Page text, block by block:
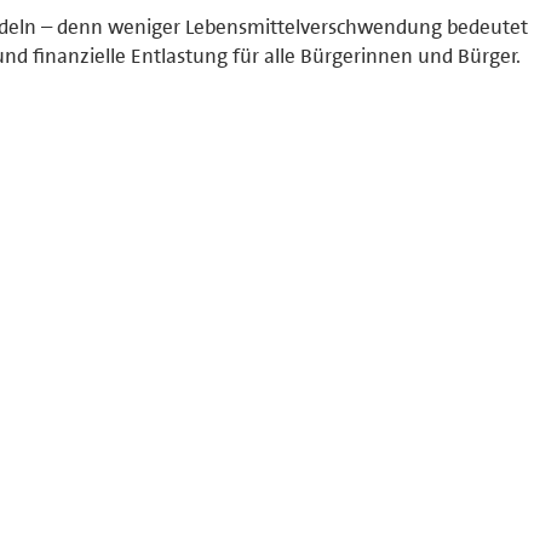
– denn weniger Lebensmittelverschwendung
finanzielle Entlastung für alle Bürgerinnen und Bürger.